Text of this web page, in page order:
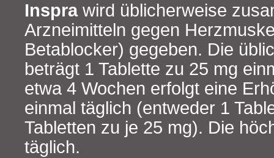
Insprawird üblicherweise
Arzneimitteln gegen
Betablocker) gegeben. Die
beträgt 1 Tablette zu 25 mg
etwa 4 Wochen erfolgt eine
einmal täglich (entweder 1
Tabletten zu je 25 mg). Die
täglich.